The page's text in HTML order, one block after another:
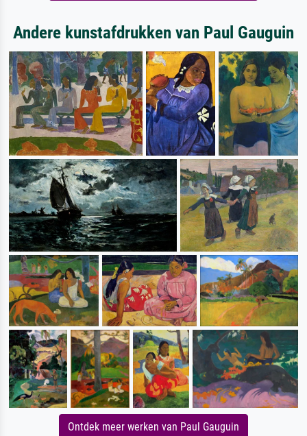
Andere kunstafdrukken van Paul Gauguin
Ontdek meer werken van Paul Gauguin